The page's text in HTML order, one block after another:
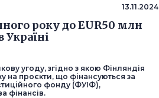
13.11.2024
року до EUR50 млн
угоду, згідно з якою Фінляндія
на проєкти, що фінансуються за
фонду (ФУІФ),
фінансів.